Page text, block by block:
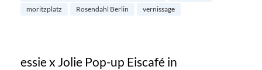
moritzplatz
Rosendahl Berlin vernissage
essie x Jolie Pop-up Eiscafé in